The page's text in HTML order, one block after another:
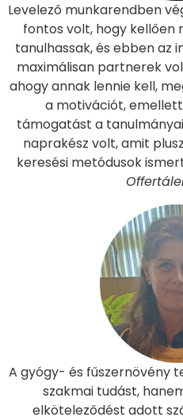
Levelező munkarendben
fontos volt, hogy
tanulhassak, és ebben az
maximálisan partnerek
ahogy annak lennie kell,
a motivációt,
támogatást a
naprakész volt, amit
keresési metódusok
A gyógy- és fűszernövény
szakmai tudást,
elköteleződést adott